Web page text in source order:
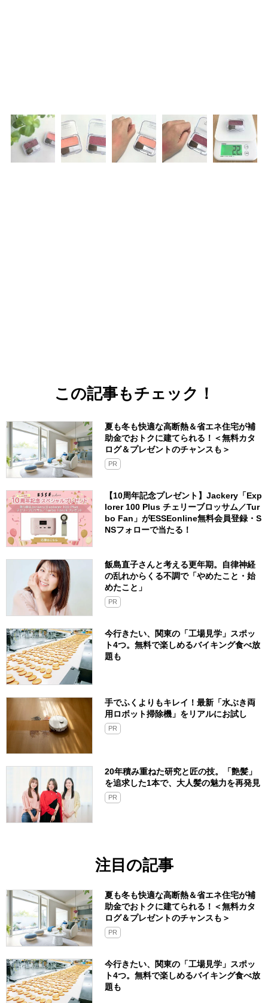
この記事もチェック！
夏も冬も快適な高断熱＆省エネ住宅が補
助金でおトクに建てられる！＜無料カタ
ログ＆プレゼントのチャンスも＞
PR
【10周年記念プレゼント】Jackery「Exp
lorer 100 Plus チェリーブロッサム／Tur
bo Fan」がESSEonline無料会員登録・S
NSフォローで当たる！
飯島直子さんと考える更年期。自律神経
の乱れからくる不調で「やめたこと・始
めたこと」
PR
今行きたい、関東の「工場見学」スポッ
ト4つ。無料で楽しめるバイキング食べ放
題も
手でふくよりもキレイ！最新「水ぶき両
用ロボット掃除機」をリアルにお試し
PR
20年積み重ねた研究と匠の技。「艶髪」
を追求した1本で、大人髪の魅力を再発見
PR
注目の記事
夏も冬も快適な高断熱＆省エネ住宅が補
助金でおトクに建てられる！＜無料カタ
ログ＆プレゼントのチャンスも＞
PR
今行きたい、関東の「工場見学」スポッ
ト4つ。無料で楽しめるバイキング食べ放
題も